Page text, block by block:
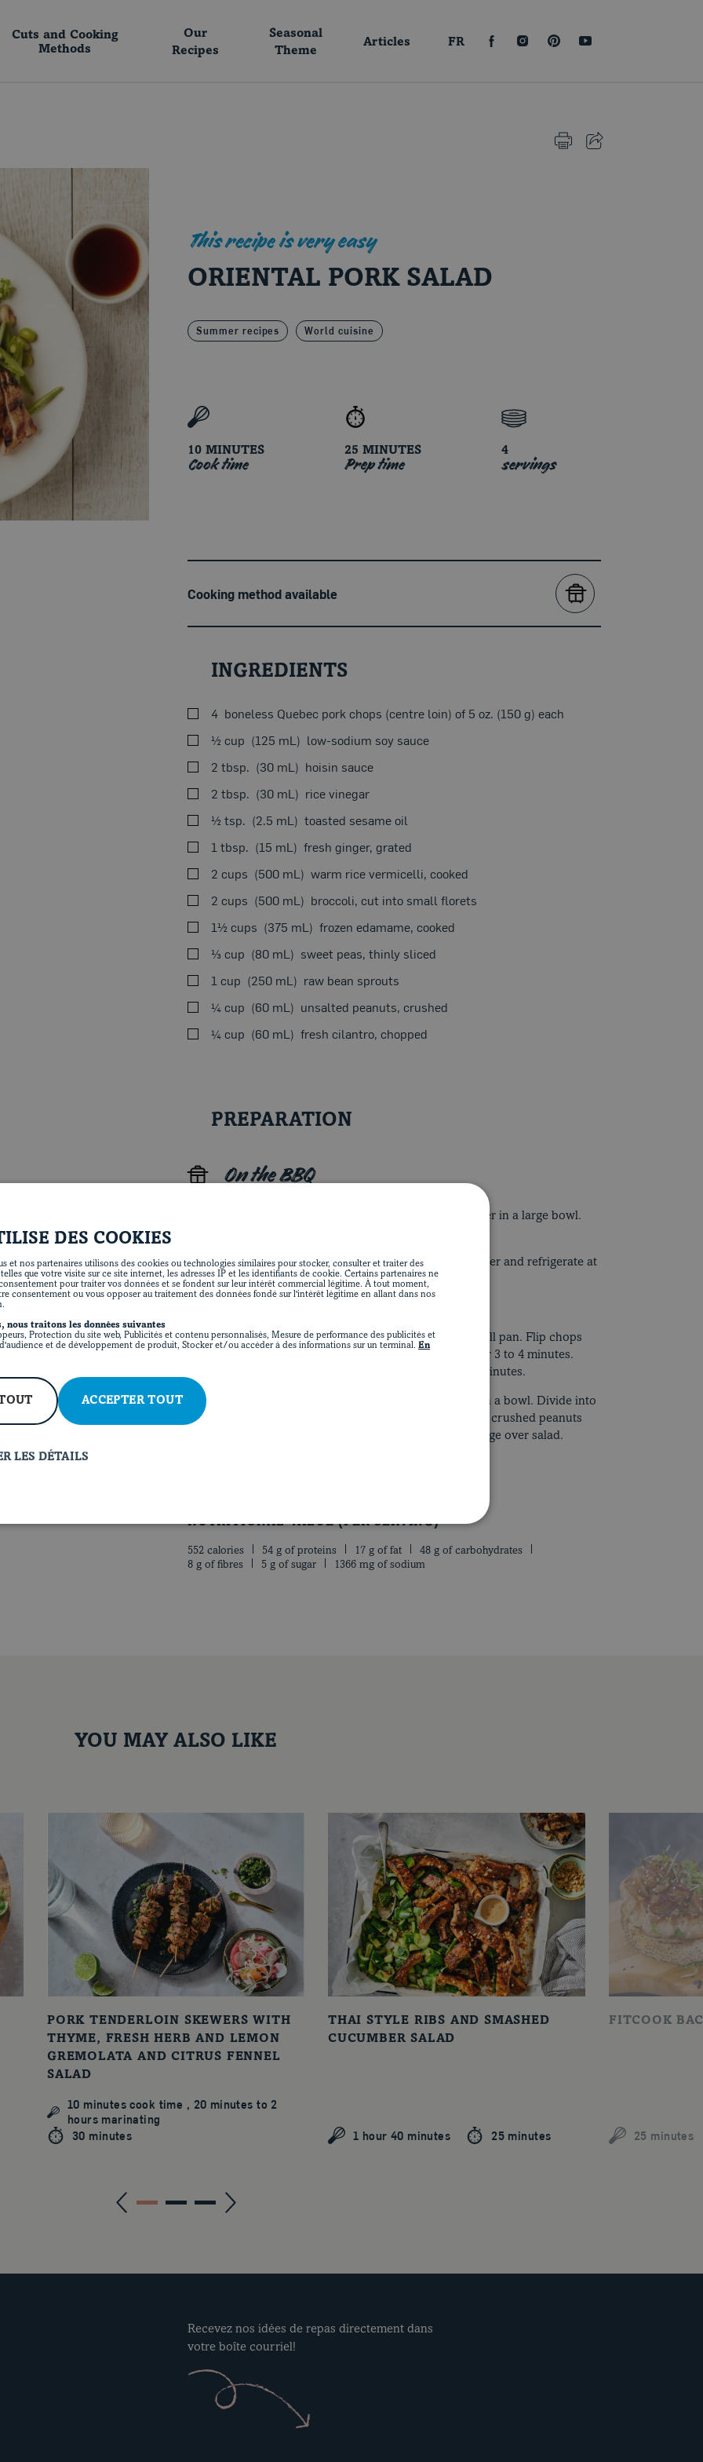
Cuts and Cooking
Methods
Our
Recipes
Seasonal
Theme
Articles FR
FACEBOOK
INSTAGRAM
PINTEREST
YOUTUBE
PRINT SHARE
This recipe is very easy
ORIENTAL PORK SALAD
Summer recipes World cuisine
10 MINUTES
Cook time
25 MINUTES
Prep time
4
servings
INGREDIENTS
4 boneless Quebec pork chops (centre loin) of 5 oz. (150 g) each
½ cup
125 mL
low-sodium soy sauce
2 tbsp.
30 mL
hoisin sauce
2 tbsp.
30 mL
rice vinegar
½ tsp.
2.5 mL
toasted sesame oil
1 tbsp.
15 mL
fresh ginger, grated
2 cups
500 mL
warm rice vermicelli, cooked
2 cups
500 mL
broccoli, cut into small florets
1½ cups
375 mL
frozen edamame, cooked
⅓ cup
80 mL
sweet peas, thinly sliced
1 cup
250 mL
raw bean sprouts
¼ cup
60 mL
unsalted peanuts, crushed
¼ cup
60 mL fresh cilantro, chopped
Cooking method available SEEON THE BBQ
PREPARATION
On the BBQ
Combine soy sauce, hoisin sauce, vinegar, oil, and ginger in a large bowl.
Add chops to remaining marinade and toss to coat. Cover and refrigerate at
least 2 hours (or up to 12 hours).
Grill chops for 3 to 4 minutes on the barbecue or hot grill pan. Flip chops
and brush with marinade. Continue cooking for another 3 to 4 minutes.
Transfer to a plate and cover with foil. Let stand for 3 minutes.
Combine vermicelli with vegetables and bean sprouts in a bowl. Divide into
plates and drizzle with reserved marinade. Garnish with crushed peanuts
and fresh cilantro. Slice chops into thin strips and arrange over salad.
NUTRITIONAL VALUE (PER SERVING)
552 calories 54 g of proteins 17 g of fat
48 g of carbohydrates
8 g of fibres
5 g of sugar 1366 mg of sodium
YOU MAY ALSO LIKE
PORK TENDERLOIN SKEWERS WITH
THYME, FRESH HERB AND LEMON
GREMOLATA AND CITRUS FENNEL
SALAD
10 minutes cook time , 20 minutes to 2
hours marinating
30 minutes
THAI STYLE RIBS AND SMASHED
CUCUMBER SALAD
1 hour 40 minutes 25 minutes
FITCOOK
25 minutes
Recevez nos idées de repas directement dans
votre boîte courriel!
DES COOKIES
et nos partenaires utilisons des cookies ou technologies similaires pour stocker, consulter et traiter des
que votre visite sur ce site internet, les adresses IP et les identifiants de cookie. Certains partenaires ne
pour traiter vos données et se fondent sur leur intérêt commercial légitime. À tout moment,
consentement ou vous opposer au traitement des données fondé sur l'intérêt légitime en allant dans nos
nous traitons les données suivantes
Protection du site web, Publicités et contenu personnalisés, Mesure de performance des publicités et
et de développement de produit, Stocker et/ou accéder à des informations sur un terminal. En
ACCEPTER TOUT
LES DÉTAILS